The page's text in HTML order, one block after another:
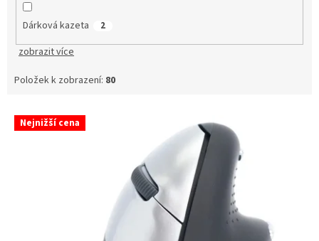
Dárková kazeta 2
zobrazit více
Položek k zobrazení: 80
V Nejnižší cena